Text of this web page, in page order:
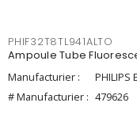
PHIF32T8TL941ALTO
Ampoule Tube
Manufacturier :
PHILIPS
# Manufacturier : 479626